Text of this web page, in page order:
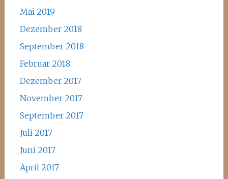
Mai 2019
Dezember 2018
September 2018
Februar 2018
Dezember 2017
November 2017
September 2017
Juli 2017
Juni 2017
April 2017